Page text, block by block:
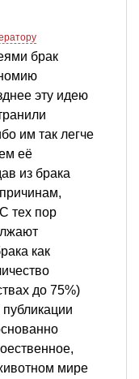
брак
эту идею
им так легче
её
из брака
тех пор
как
до 75%)
публикации
мире